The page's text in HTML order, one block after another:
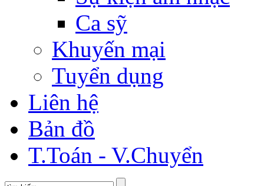
Ca sỹ
Khuyến mại
Tuyển dụng
Liên hệ
Bản đồ
T.Toán - V.Chuyển